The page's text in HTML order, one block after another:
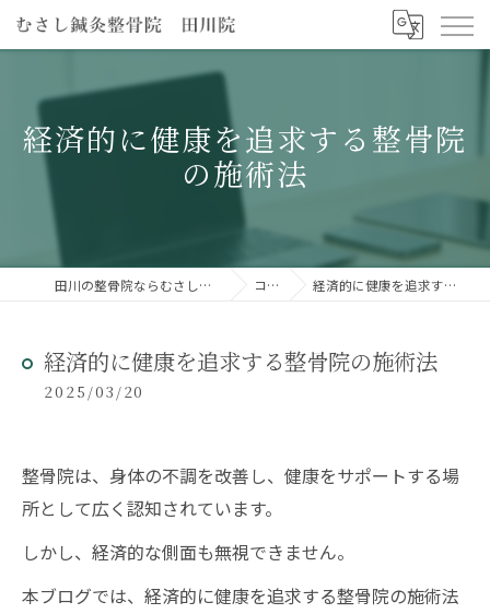
経済的に健康を追求する整骨院
の施術法
田川の整骨院ならむさし鍼灸整骨院 田川院 コラム 経済的に健康を追求する整骨院の施術法
経済的に健康を追求する整骨院の施術法
2025/03/20
整骨院は、身体の不調を改善し、健康をサポートする場
所として広く認知されています。
しかし、経済的な側面も無視できません。
本ブログでは、経済的に健康を追求する整骨院の施術法